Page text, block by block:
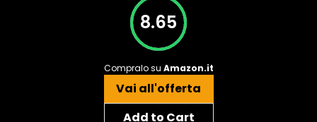
8.65
Compralo su Amazon.it
Vai all'offerta
Add to Cart